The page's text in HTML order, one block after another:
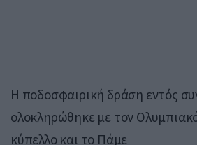
Η ποδοσφαιρική δράση εντός
ολοκληρώθηκε με τον
κύπελλο και το Πάμε